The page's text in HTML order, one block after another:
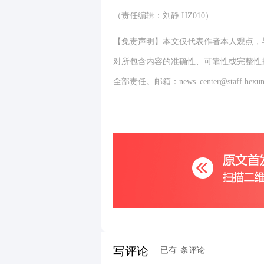
（责任编辑：刘静 HZ010）
【免责声明】本文仅代表作者本人观点
对所包含内容的准确性、可靠性或完整
全部责任。邮箱：
写评论 已有 条评论